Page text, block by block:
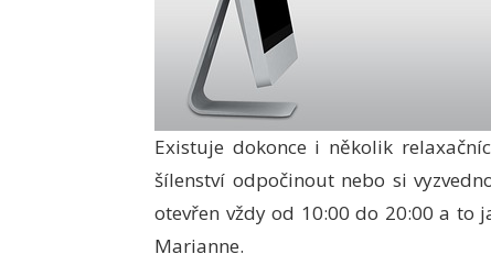
Existuje dokonce i několik
šílenství odpočinout nebo si
otevřen vždy od 10:00 do 20:00 a to
Marianne.